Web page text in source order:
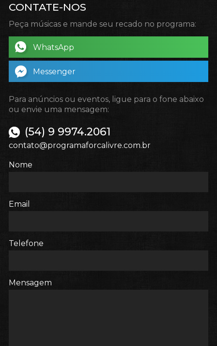
CONTATE-NOS
Peça músicas e mande seu recado no programa:
WhatsApp
Messenger
Para anúncios ou eventos, ligue para o fone abaixo
ou envie uma mensagem:
(54) 9 9974.2061
contato@programaforcalivre.com.br
Nome
Email
Telefone
Mensagem